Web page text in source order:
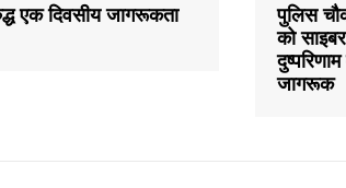
एक दिवसीय जागरूकता
पुलिस
को
जागरूक